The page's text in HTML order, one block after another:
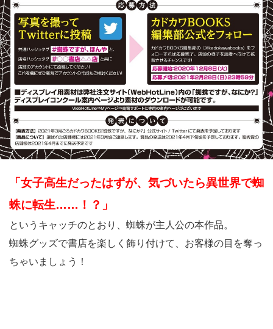
「女子高生だったはずが、気づいたら異世界で蜘
蛛に転生……！？」
というキャッチのとおり、蜘蛛が主人公の本作品。
蜘蛛グッズで書店を楽しく飾り付けて、お客様の目を奪っ
ちゃいましょう！